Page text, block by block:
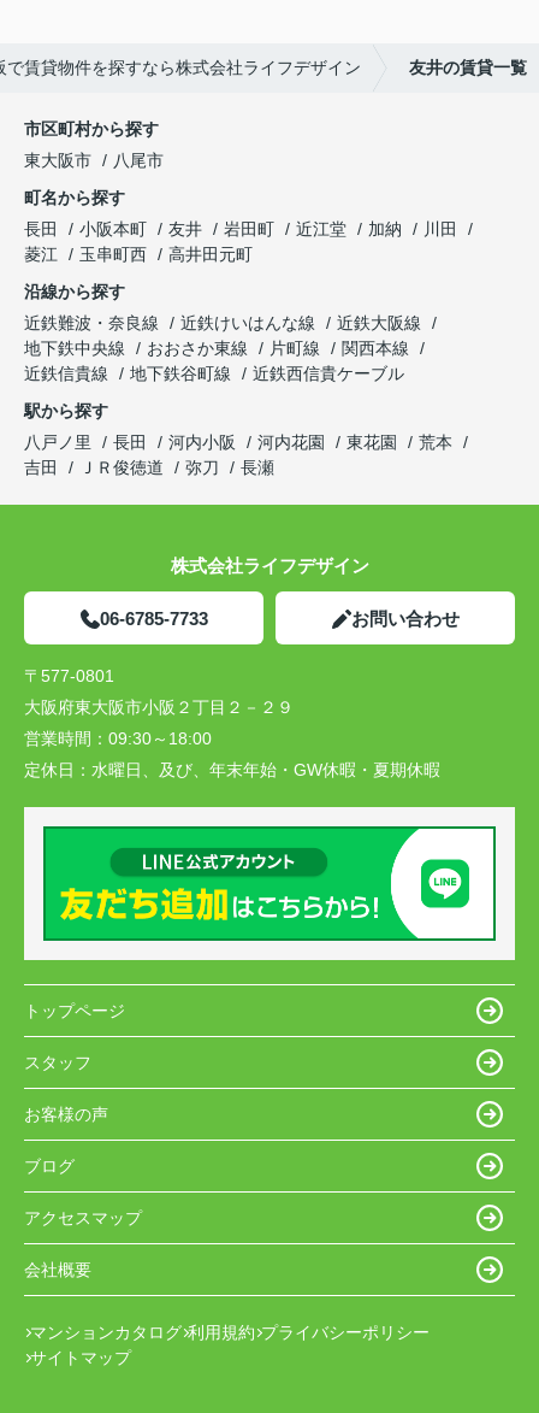
で賃貸物件を探すなら株式会社ライフデザイン 友井の賃貸一覧
市区町村から探す
東大阪市
八尾市
町名から探す
長田
小阪本町 友井 岩田町 近江堂 加納
川田
菱江
玉串町西
高井田元町
沿線から探す
近鉄難波・奈良線
近鉄けいはんな線
近鉄大阪線
地下鉄中央線
おおさか東線 片町線
関西本線
近鉄信貴線
地下鉄谷町線
近鉄西信貴ケーブル
駅から探す
八戸ノ里
長田 河内小阪 河内花園 東花園
荒本
吉田
ＪＲ俊徳道 弥刀 長瀬
株式会社ライフデザイン
06-6785-7733 お問い合わせ
〒577-0801
大阪府東大阪市小阪２丁目２－２９
営業時間： 09:30～18:00
定休日： 水曜日、及び、年末年始・GW休暇・夏期休暇
トップページ
スタッフ
お客様の声
ブログ
アクセスマップ
会社概要
マンションカタログ 利用規約 プライバシーポリシー
サイトマップ